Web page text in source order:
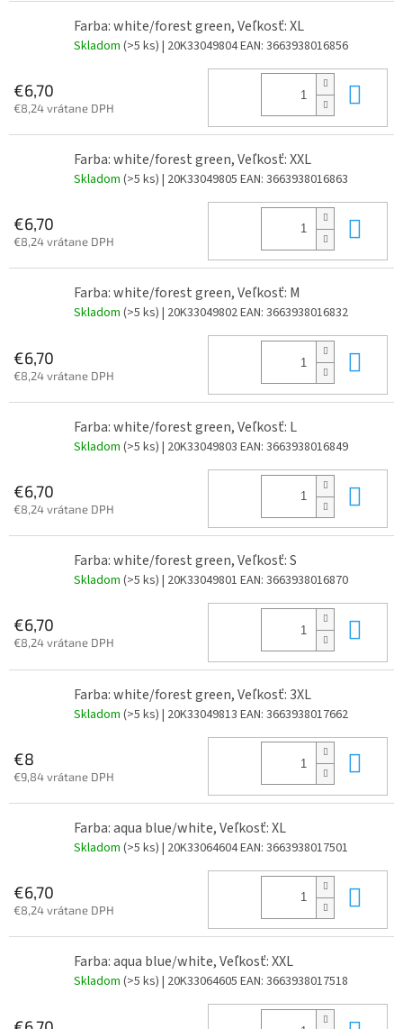
Farba: white/forest green, Veľkosť: XL
Skladom (>5 ks) | 20K33049804EAN: 3663938016856
€6,70
€8,24 vrátane DPH
Farba: white/forest green, Veľkosť: XXL
Skladom (>5 ks) | 20K33049805 EAN: 3663938016863
€6,70
€8,24 vrátane DPH
Farba: white/forest green, Veľkosť: M
Skladom (>5 ks) | 20K33049802EAN: 3663938016832
€6,70
€8,24 vrátane DPH
Farba: white/forest green, Veľkosť: L
Skladom (>5 ks) | 20K33049803 EAN: 3663938016849
€6,70
€8,24 vrátane DPH
Farba: white/forest green, Veľkosť: S
Skladom (>5 ks) | 20K33049801 EAN: 3663938016870
€6,70
€8,24 vrátane DPH
Farba: white/forest green, Veľkosť: 3XL
Skladom (>5 ks) | 20K33049813 EAN: 3663938017662
€8
€9,84 vrátane DPH
Farba: aqua blue/white, Veľkosť: XL
Skladom (>5 ks) | 20K33064604EAN: 3663938017501
€6,70
€8,24 vrátane DPH
Farba: aqua blue/white, Veľkosť: XXL
Skladom (>5 ks) | 20K33064605 EAN: 3663938017518